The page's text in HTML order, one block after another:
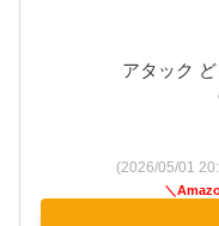
アタック
(2026/05/01